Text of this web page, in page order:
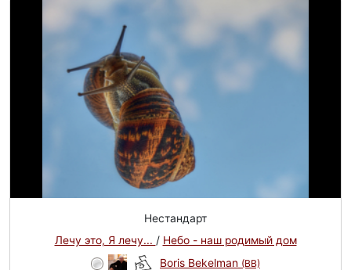
Нестандарт
Лечу это, Я лечу... / Небо - наш родимый дом
Boris Bekelman (BB)